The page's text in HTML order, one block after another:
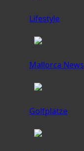
Lifestyle
Mallorca News
Golfplätze